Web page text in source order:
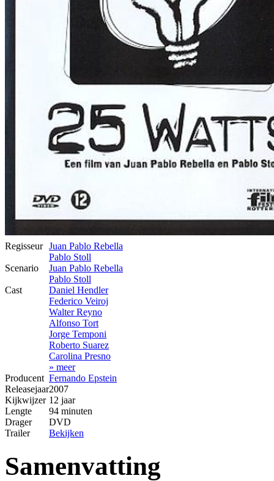
Regisseur Juan Pablo Rebella
Pablo Stoll
Scenario
Juan Pablo Rebella
Pablo Stoll
Cast
Daniel Hendler
Federico Veiroj
Walter Reyno
Alfonso Tort
Jorge Temponi
Roberto Suarez
Carolina Presno
» meer
Producent Fernando Epstein
Releasejaar2007
Kijkwijzer 12 jaar
Lengte
94 minuten
Drager
DVD
Trailer
Bekijken
Samenvatting